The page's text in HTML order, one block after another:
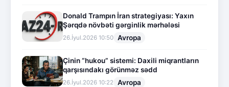
Donald Trampın İran strategiyası: Yaxın
Şərqdə növbəti gərginlik mərhələsi
26.İyul.2026 10:50 Avropa
Çinin “hukou” sistemi: Daxili miqrantların
qarşısındakı görünməz sədd
26.İyul.2026 10:22 Avropa